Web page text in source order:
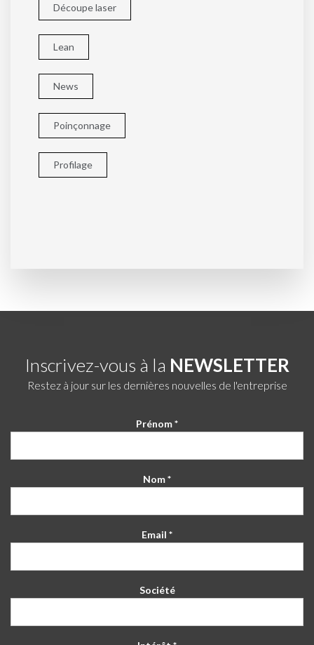
Découpe laser
Lean
News
Poinçonnage
Profilage
Inscrivez-vous à la NEWSLETTER
Restez à jour sur les dernières nouvelles de l'entreprise
Prénom *
Nom *
Email *
Société